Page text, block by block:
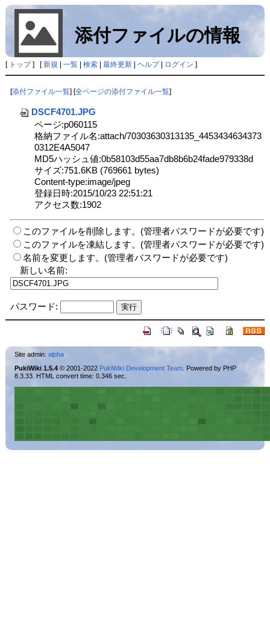
添付ファイルの情報
[ トップ] [新規| 一覧| 検索| 最終更新| ヘルプ| ログイン ]
[添付ファイル一覧] [全ページの添付ファイル一覧]
DSCF4701.JPG
ページ:p060115
格納ファイル名:attach/70303630313135_4453434634373
0312E4A5047
MD5ハッシュ値:0b58103d55aa7db8b6b24fade979338d
サイズ:751.6KB (769661 bytes)
Content-type:image/jpeg
登録日時:2015/10/23 22:51:21
アクセス数:1902
このファイルを削除します。(管理者パスワードが必要です)
このファイルを凍結します。(管理者パスワードが必要です)
名前を変更します。(管理者パスワードが必要です)
新しい名前:
パスワード:
Site admin: alpha
PukiWiki 1.5.4© 2001-2022 PukiWiki Development Team. Powered by PHP
8.3.33. HTML convert time: 0.346 sec.